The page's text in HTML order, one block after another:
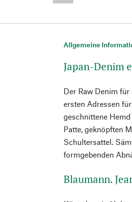
Allgemeine
Japan-Denim
Der Raw Denim
ersten Adressen
geschnittene
Patte, geknöpften
Schultersattel.
formgebenden
Blaumann.